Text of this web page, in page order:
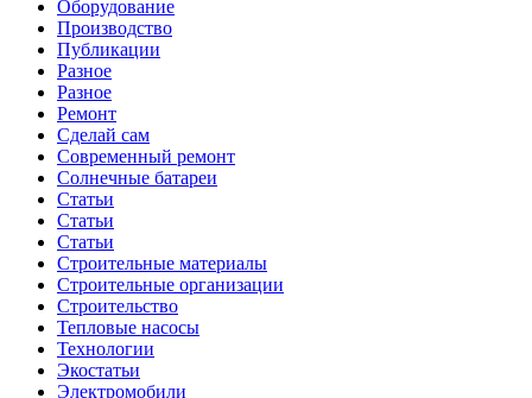
Оборудование
Производство
Публикации
Разное
Разное
Ремонт
Сделай сам
Современный ремонт
Солнечные батареи
Статьи
Статьи
Статьи
Строительные материалы
Строительные организации
Строительство
Тепловые насосы
Технологии
Экостатьи
Электромобили